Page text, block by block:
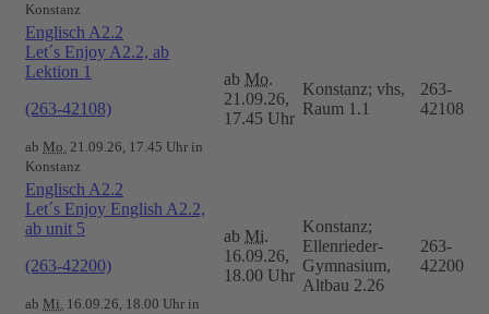
Konstanz
Englisch A2.2
Let´s Enjoy A2.2, ab
Lektion 1
(263-42108)
ab Mo. 21.09.26, 17.45 Uhr in
Konstanz
ab Mo.
21.09.26,
17.45 Uhr
Konstanz; vhs,
Raum 1.1
263-
42108
Englisch A2.2
Let´s Enjoy English A2.2,
ab unit 5
(263-42200)
ab Mi. 16.09.26, 18.00 Uhr in
ab Mi.
16.09.26,
18.00 Uhr
Konstanz;
Ellenrieder-
Gymnasium,
Altbau 2.26
263-
42200